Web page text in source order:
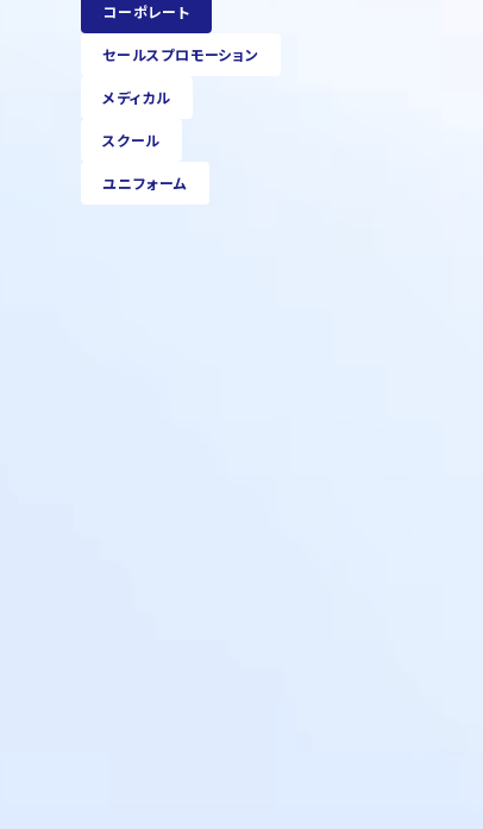
コーポレート
セールスプロモーション
メディカル
スクール
ユニフォーム